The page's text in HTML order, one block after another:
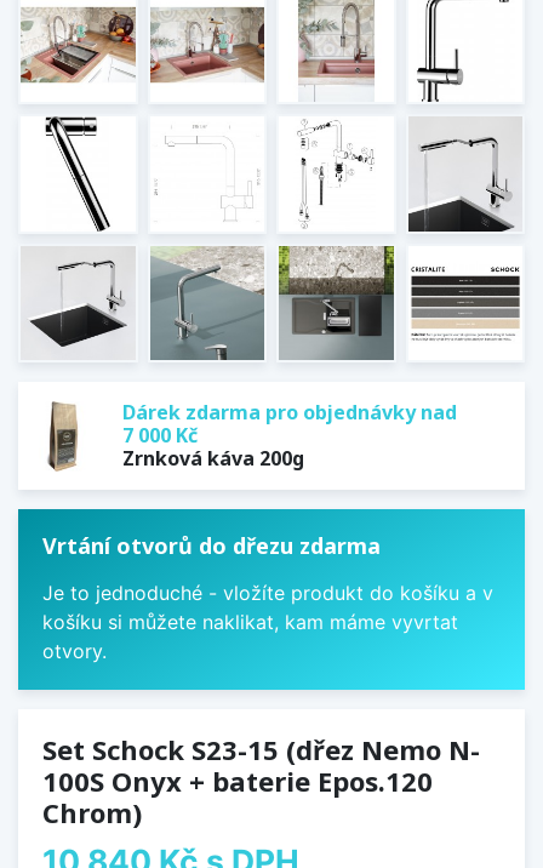
Dárek zdarma pro objednávky nad
7 000 Kč
Zrnková káva 200g
Vrtání otvorů do dřezu zdarma
Je to jednoduché - vložíte produkt do košíku a v
košíku si můžete naklikat, kam máme vyvrtat
otvory.
Set Schock S23-15 (dřez Nemo N-
100S Onyx + baterie Epos.120
Chrom)